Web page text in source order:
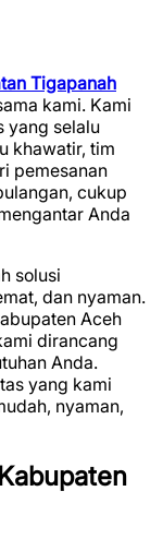
Tigapanah
kami. Kami
yang selalu
khawatir, tim
pemesanan
cukup
Anda
solusi
dan nyaman.
Aceh
dirancang
Anda.
yang kami
nyaman,